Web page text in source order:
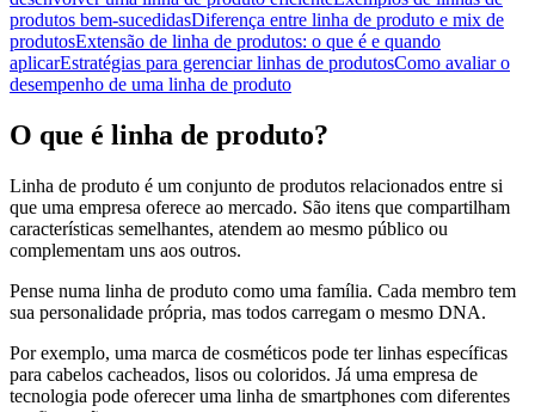
produtos bem-sucedidasDiferença entre linha de produto e mix de
produtosExtensão de linha de produtos: o que é e quando
aplicarEstratégias para gerenciar linhas de produtosComo avaliar o
desempenho de uma linha de produto
O que é linha de produto?
Linha de produto é um conjunto de produtos relacionados entre si
que uma empresa oferece ao mercado. São itens que compartilham
características semelhantes, atendem ao mesmo público ou
complementam uns aos outros.
Pense numa linha de produto como uma família. Cada membro tem
sua personalidade própria, mas todos carregam o mesmo DNA.
Por exemplo, uma marca de cosméticos pode ter linhas específicas
para cabelos cacheados, lisos ou coloridos. Já uma empresa de
tecnologia pode oferecer uma linha de smartphones com diferentes